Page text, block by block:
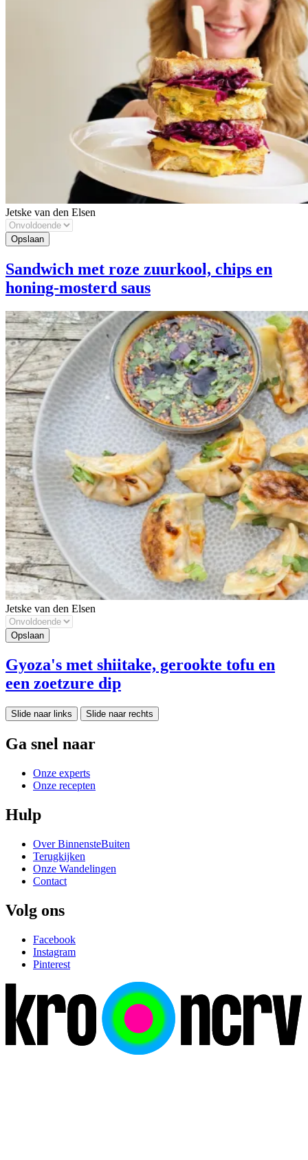
Jetske van den Elsen
Sandwich met roze zuurkool, chips en
honing-mosterd saus
Jetske van den Elsen
Gyoza's met shiitake, gerookte tofu en
een zoetzure dip
Slide naar links Slide naar rechts
Ga snel naar
Onze experts
Onze recepten
Hulp
Over BinnensteBuiten
Terugkijken
Onze Wandelingen
Contact
Volg ons
Facebook
Instagram
Pinterest